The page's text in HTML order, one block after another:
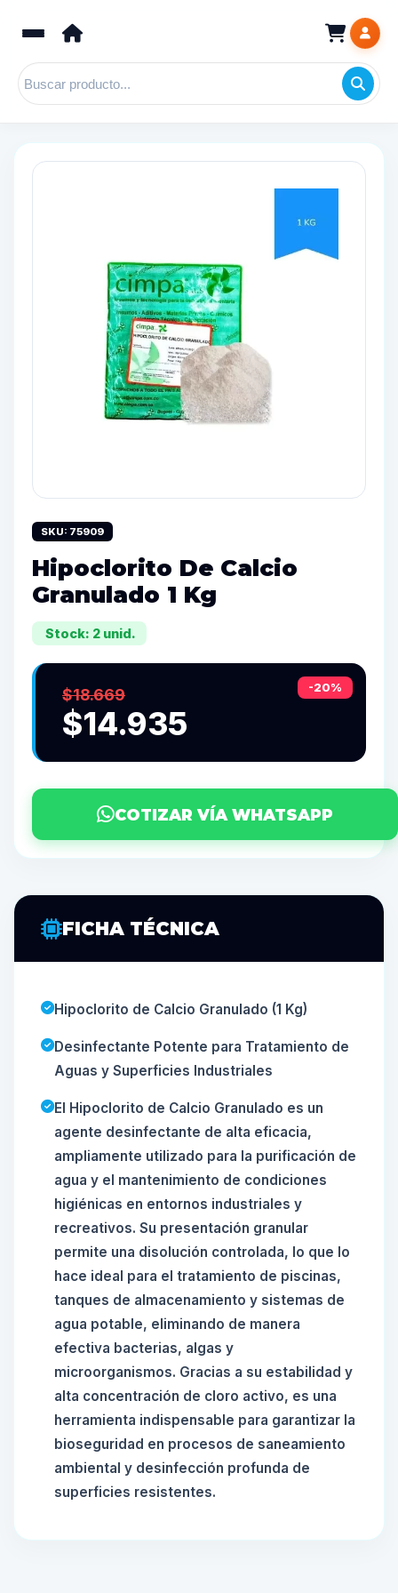
SKU: 75909
Hipoclorito De Calcio
Granulado 1 Kg
Stock: 2 unid.
-20%
$18.669
$14.935
COTIZAR VÍA WHATSAPP
FICHA TÉCNICA
Hipoclorito de Calcio Granulado (1 Kg)
Desinfectante Potente para Tratamiento de
Aguas y Superficies Industriales
El Hipoclorito de Calcio Granulado es un
agente desinfectante de alta eficacia,
ampliamente utilizado para la purificación de
agua y el mantenimiento de condiciones
higiénicas en entornos industriales y
recreativos. Su presentación granular
permite una disolución controlada, lo que lo
hace ideal para el tratamiento de piscinas,
tanques de almacenamiento y sistemas de
agua potable, eliminando de manera
efectiva bacterias, algas y
microorganismos. Gracias a su estabilidad y
alta concentración de cloro activo, es una
herramienta indispensable para garantizar la
bioseguridad en procesos de saneamiento
ambiental y desinfección profunda de
superficies resistentes.